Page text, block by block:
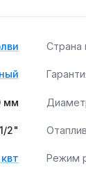
ч котёл
Страна
мм
2"
Режим